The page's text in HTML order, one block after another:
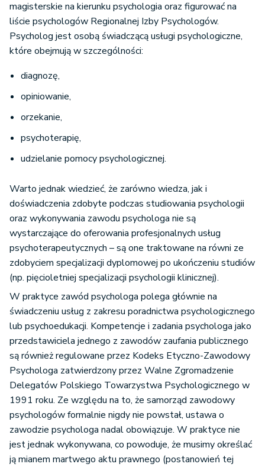
magisterskie na kierunku psychologia oraz figurować na
liście psychologów Regionalnej Izby Psychologów.
Psycholog jest osobą świadczącą usługi psychologiczne,
które obejmują w szczególności:
diagnozę,
opiniowanie,
orzekanie,
psychoterapię,
udzielanie pomocy psychologicznej.
Warto jednak wiedzieć, że zarówno wiedza, jak i
doświadczenia zdobyte podczas studiowania psychologii
oraz wykonywania zawodu psychologa nie są
wystarczające do oferowania profesjonalnych usług
psychoterapeutycznych – są one traktowane na równi ze
zdobyciem specjalizacji dyplomowej po ukończeniu studiów
(np. pięcioletniej specjalizacji psychologii klinicznej).
W praktyce zawód psychologa polega głównie na
świadczeniu usług z zakresu poradnictwa psychologicznego
lub psychoedukacji. Kompetencje i zadania psychologa jako
przedstawiciela jednego z zawodów zaufania publicznego
są również regulowane przez Kodeks Etyczno-Zawodowy
Psychologa zatwierdzony przez Walne Zgromadzenie
Delegatów Polskiego Towarzystwa Psychologicznego w
1991 roku. Ze względu na to, że samorząd zawodowy
psychologów formalnie nigdy nie powstał, ustawa o
zawodzie psychologa nadal obowiązuje. W praktyce nie
jest jednak wykonywana, co powoduje, że musimy określać
ją mianem martwego aktu prawnego (postanowień tej